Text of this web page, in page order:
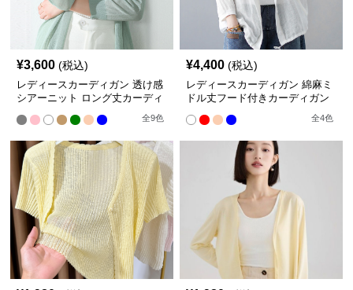
¥3,600 (税込)
レディースカーディガン 透け感
シアーニット ロング丈カーディ
全9色
¥4,400 (税込)
レディースカーディガン 綿麻ミ
ドル丈フード付きカーディガン
全4色